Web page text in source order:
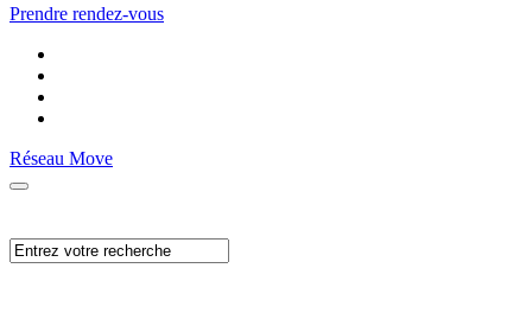
Prendre rendez-vous
Réseau Move